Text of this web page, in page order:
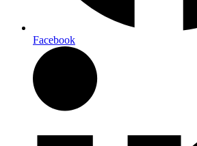
Facebook